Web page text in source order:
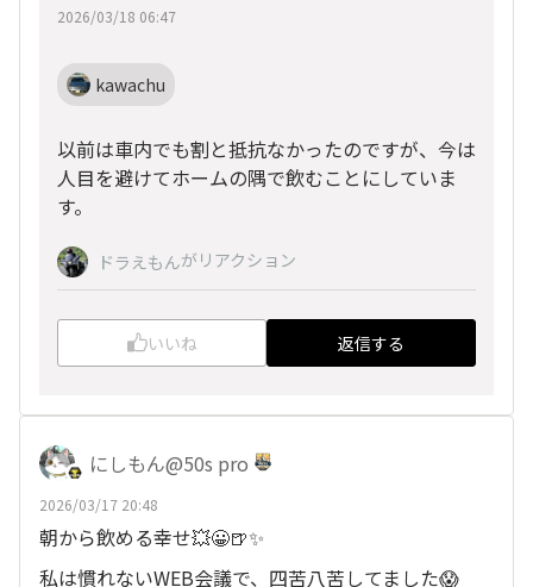
2026/03/18 06:47
kawachu
以前は車内でも割と抵抗なかったのですが、今は
人目を避けてホームの隅で飲むことにしていま
す。
ドラえもんがリアクション
いいね 返信する
にしもん@50s pro
2026/03/17 20:48
朝から飲める幸せ💥😀🍺✨
私は慣れないWEB会議で、四苦八苦してました😱